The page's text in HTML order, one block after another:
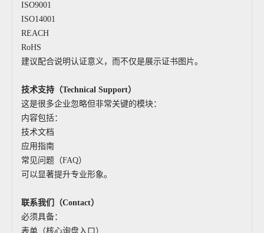
ISO9001
ISO14001
REACH
RoHS
建议配合说明认证意义，而不仅是展示证书图片。
技术支持（Technical Support）
这是很多企业忽略但非常关键的模块：
内容包括：
技术文档
应用指南
常见问题（FAQ）
可以显著提升专业形象。
联系我们（Contact）
必须具备：
表单（核心询盘入口）